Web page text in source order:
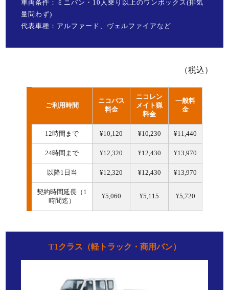
車両条件：ミニバン・10人乗り以上のワンボックス(排気
量問わず)
代表車種：アルファード、ヴェルファイアなど
（税込）
ご利用時間
ニコパス
料金
ニコレン
メイト猟
料金
一般料
金
12時間まで ¥10,120 ¥10,230 ¥11,440
24時間まで ¥12,320 ¥12,430 ¥13,970
以降1日当 ¥12,320 ¥12,430 ¥13,970
契約時間延長（1
時間迄）
¥5,060 ¥5,115 ¥5,720
T1クラス（軽トラック・商用バン）